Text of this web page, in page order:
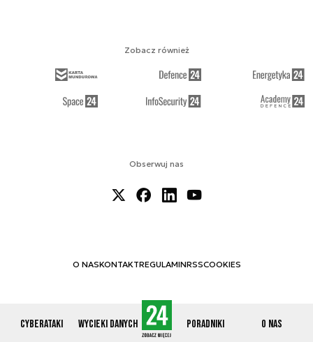
Cyberataki Wycieki danych Poradniki O nas
Obserwuj nas
O NASKONTAKTREGULAMINRSSCOOKIES
Zobacz również
© 2012-2026 CYBERDEFENCE24